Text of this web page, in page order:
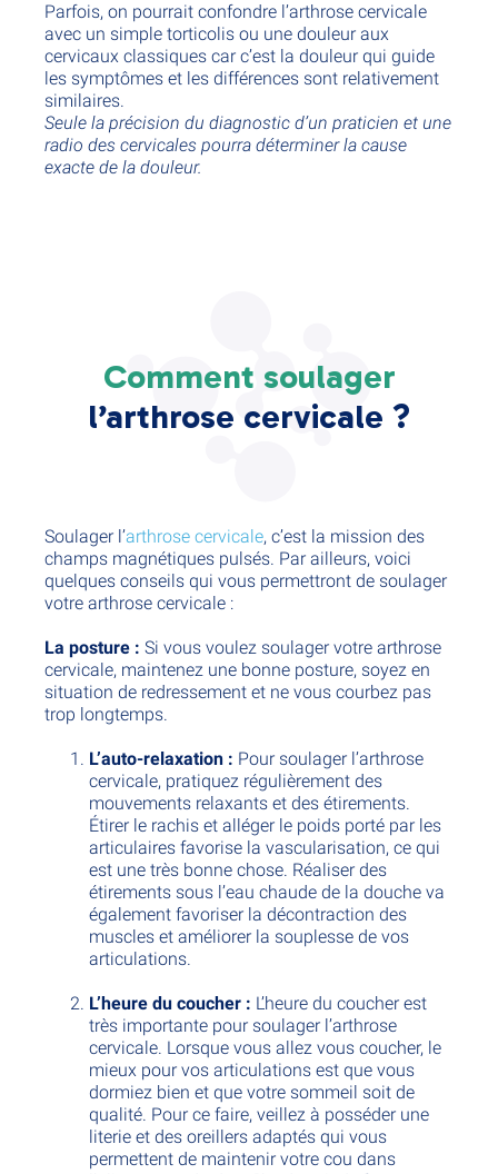
Parfois, on pourrait confondre l’arthrose cervicale
avec un simple torticolis ou une douleur aux
cervicaux classiques car c’est la douleur qui guide
les symptômes et les différences sont relativement
similaires.
Seule la précision du diagnostic d’un praticien et une
radio des cervicales pourra déterminer la cause
exacte de la douleur.
Comment soulager
l’arthrose cervicale ?
Soulager l’arthrose cervicale, c’est la mission des
champs magnétiques pulsés. Par ailleurs, voici
quelques conseils qui vous permettront de soulager
votre arthrose cervicale :
La posture : Si vous voulez soulager votre arthrose
cervicale, maintenez une bonne posture, soyez en
situation de redressement et ne vous courbez pas
trop longtemps.
L’auto-relaxation : Pour soulager l’arthrose
cervicale, pratiquez régulièrement des
mouvements relaxants et des étirements.
Étirer le rachis et alléger le poids porté par les
articulaires favorise la vascularisation, ce qui
est une très bonne chose. Réaliser des
étirements sous l’eau chaude de la douche va
également favoriser la décontraction des
muscles et améliorer la souplesse de vos
articulations.
L’heure du coucher : L’heure du coucher est
très importante pour soulager l’arthrose
cervicale. Lorsque vous allez vous coucher, le
mieux pour vos articulations est que vous
dormiez bien et que votre sommeil soit de
qualité. Pour ce faire, veillez à posséder une
literie et des oreillers adaptés qui vous
permettent de maintenir votre cou dans